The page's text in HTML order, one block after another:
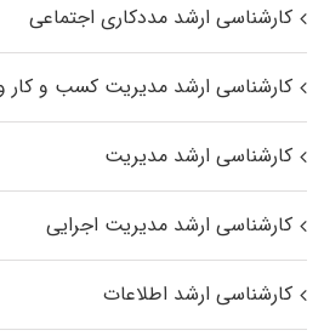
کارشناسی ارشد مددکاری اجتماعی
کارشناسی ارشد مدیریت کسب و کار
کارشناسی ارشد مدیریت
کارشناسی ارشد مدیریت اجرایی
کارشناسی ارشد اطلاعات